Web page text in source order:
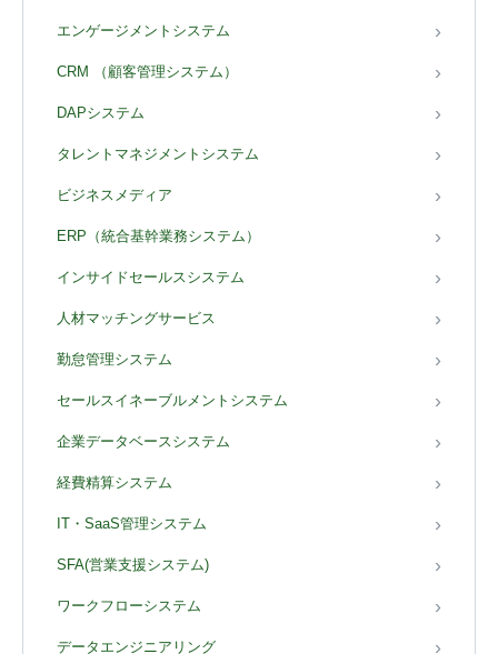
エンゲージメントシステム
CRM （顧客管理システム）
DAPシステム
タレントマネジメントシステム
ビジネスメディア
ERP（統合基幹業務システム）
インサイドセールスシステム
人材マッチングサービス
勤怠管理システム
セールスイネーブルメントシステム
企業データベースシステム
経費精算システム
IT・SaaS管理システム
SFA(営業支援システム)
ワークフローシステム
データエンジニアリング